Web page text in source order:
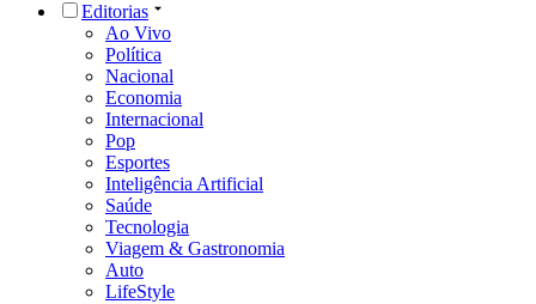
Editorias
Ao Vivo
Política
Nacional
Economia
Internacional
Pop
Esportes
Inteligência Artificial
Saúde
Tecnologia
Viagem & Gastronomia
Auto
LifeStyle